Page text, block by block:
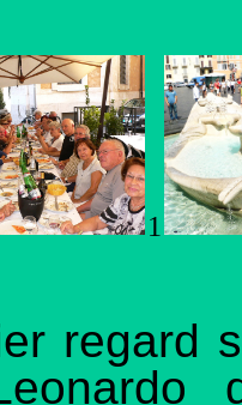
1
regard